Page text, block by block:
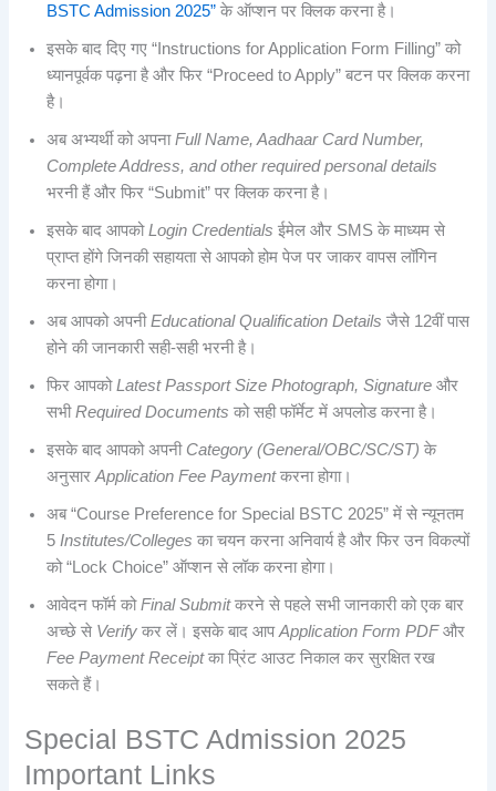
BSTC Admission 2025” के ऑप्शन पर क्लिक करना है।
इसके बाद दिए गए “Instructions for Application Form Filling” को
ध्यानपूर्वक पढ़ना है और फिर “Proceed to Apply” बटन पर क्लिक करना
है।
अब अभ्यर्थी को अपनाFull Name, Aadhaar Card Number,
Complete Address, and other required personal details
भरनी हैं और फिर “Submit” पर क्लिक करना है।
इसके बाद आपकोLogin Credentials ईमेल और SMS के माध्यम से
प्राप्त होंगे जिनकी सहायता से आपको होम पेज पर जाकर वापस लॉगिन
करना होगा।
अब आपको अपनीEducational Qualification Details जैसे 12वीं पास
होने की जानकारी सही-सही भरनी है।
फिर आपकोLatest Passport Size Photograph, Signature और
सभीRequired Documents को सही फॉर्मेट में अपलोड करना है।
इसके बाद आपको अपनी Category (General/OBC/SC/ST) के
अनुसारApplication Fee Paymentकरना होगा।
अब “Course Preference for Special BSTC 2025” में से न्यूनतम
5 Institutes/Colleges का चयन करना अनिवार्य है और फिर उन विकल्पों
को “Lock Choice” ऑप्शन से लॉक करना होगा।
आवेदन फॉर्म कोFinal Submitकरने से पहले सभी जानकारी को एक बार
अच्छे से Verify कर लें। इसके बाद आपApplication Form PDFऔर
Fee Payment Receiptका प्रिंट आउट निकाल कर सुरक्षित रख
सकते हैं।
Special BSTC Admission 2025
Important Links